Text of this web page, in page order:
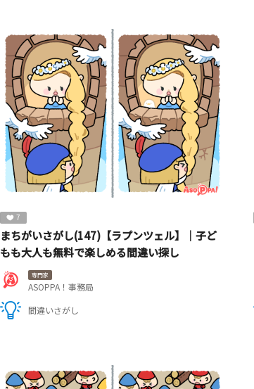
7
まちがいさがし(147)【ラプンツェル】｜子ど
もも大人も無料で楽しめる間違い探し
専門家
ASOPPA！事務局
間違いさがし